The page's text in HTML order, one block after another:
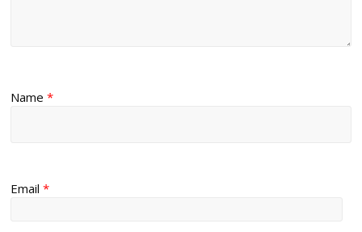
Name*
Email*